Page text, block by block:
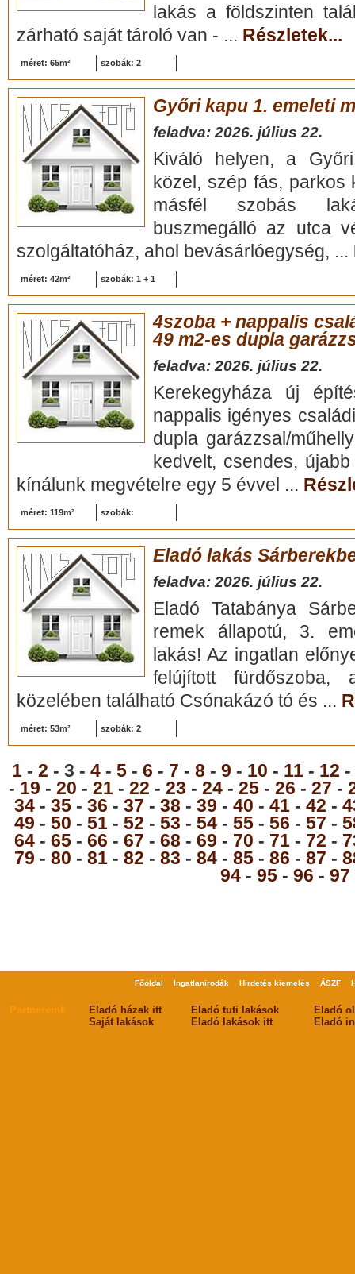
lakás a földszinten
zárható saját tároló van - ... Részletek...
méret: 65m² szobák: 2
Győri kapu 1. emeleti
feladva: 2026. július 22.
Kiváló helyen, a
közel, szép fás, parkos
másfél szobás
buszmegálló az utca
szolgáltatóház, ahol bevásárlóegység, ...
méret: 42m² szobák: 1 + 1
4szoba + nappalis
49 m2-es dupla
feladva: 2026. július 22.
Kerekegyháza új
nappalis igényes
dupla garázzsal/
kedvelt, csendes,
kínálunk megvételre egy 5 évvel ...
méret: 119m² szobák:
Eladó lakás
feladva: 2026. július 22.
Eladó Tatabánya
remek állapotú, 3.
lakás! Az ingatlan
felújított fürdőszoba,
közelében található Csónakázó tó és ...
méret: 53m² szobák: 2
1 - 2 - 3 - 4 - 5 - 6 - 7 - 8 - 9 - 10 - 11 - 12 -
- 19 - 20 - 21 - 22 - 23 - 24 - 25 - 26 - 27 -
34 - 35 - 36 - 37 - 38 - 39 - 40 - 41 - 42 -
49 - 50 - 51 - 52 - 53 - 54 - 55 - 56 - 57 -
64 - 65 - 66 - 67 - 68 - 69 - 70 - 71 - 72 -
79 - 80 - 81 - 82 - 83 - 84 - 85 - 86 - 87 -
94 - 95 - 96 - 97
Főoldal Ingatlanirodák Hirdetés kiemelés ÁSZF
Partnereink Eladó házak itt Eladó tuti lakások
Eladó
Saját lakások
Eladó lakások itt Eladó